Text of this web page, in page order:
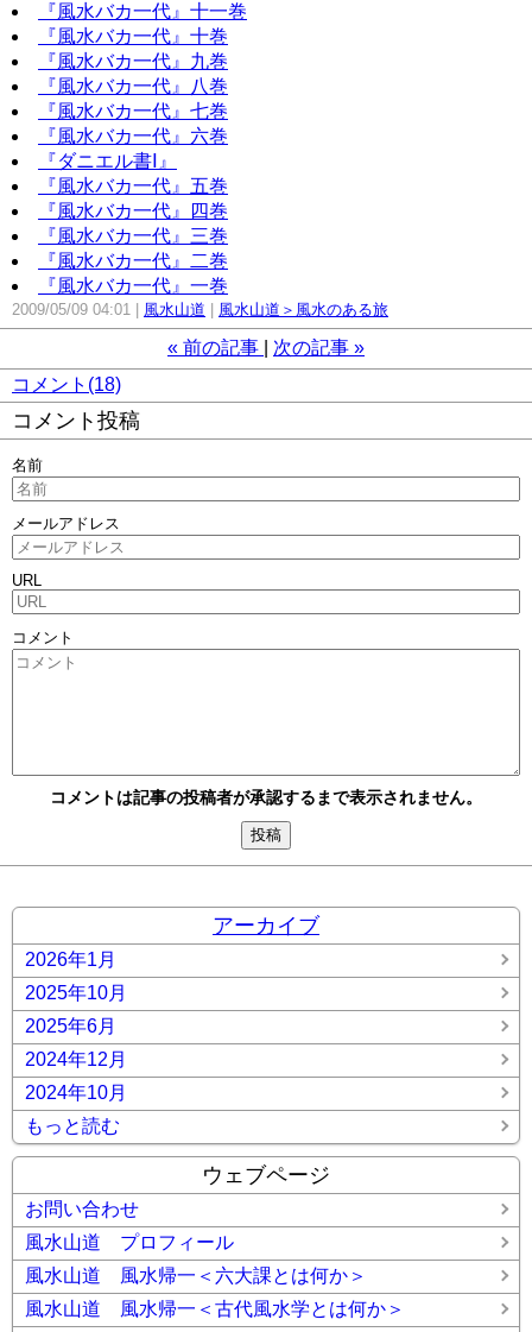
『風水バカ一代』十一巻
『風水バカ一代』十巻
『風水バカ一代』九巻
『風水バカ一代』八巻
『風水バカ一代』七巻
『風水バカ一代』六巻
『ダニエル書Ⅰ』
『風水バカ一代』五巻
『風水バカ一代』四巻
『風水バカ一代』三巻
『風水バカ一代』二巻
『風水バカ一代』一巻
2009/05/09 04:01 風水山道 風水山道＞風水のある旅
« 前の記事 次の記事 »
コメント(18)
コメント投稿
名前
メールアドレス
URL
コメント
コメントは記事の投稿者が承認するまで表示されません。
アーカイブ
2026年1月
2025年10月
2025年6月
2024年12月
2024年10月
もっと読む
ウェブページ
お問い合わせ
風水山道 プロフィール
風水山道 風水帰一＜六大課とは何か＞
風水山道 風水帰一＜古代風水学とは何か＞